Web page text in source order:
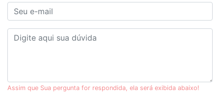
Assim que Sua pergunta for respondida, ela será exibida abaixo!